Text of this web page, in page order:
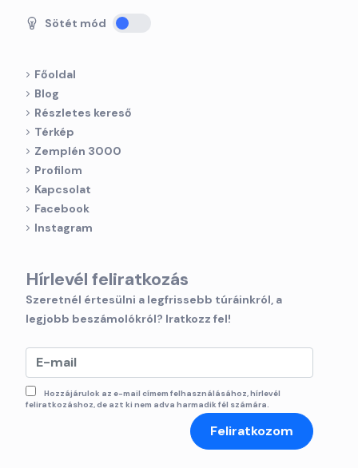
Sötét mód
Főoldal
Blog
Részletes kereső
Térkép
Zemplén 3000
Profilom
Kapcsolat
Facebook
Instagram
Hírlevél feliratkozás
Szeretnél értesülni a legfrissebb túráinkról, a
legjobb beszámolókról? Iratkozz fel!
Hozzájárulok az e-mail címem felhasználásához, hírlevél
feliratkozáshoz, de azt ki nem adva harmadik fél számára.
Feliratkozom